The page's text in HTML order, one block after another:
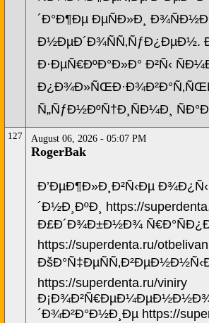
´Ð°Ð¶Ðµ ÐµÑÐ»Ð¸
Ð½ÐµÐ´Ð¾ÑÑ‚ÑƒÐ¿ÐµÐ½.
Ð·ÐµÑ€ÐºÐ°Ð»Ð° Ð²Ñ‹
Ñ„ÑƒÐ½ÐºÑ†Ð¸ÑÐ¼Ð¸
127 August 06, 2026 - 05:07 PM
RogerBak
Ð’ÐµÐ¶Ð»Ð¸Ð²Ñ‹Ðµ
´Ð½Ð¸ÐºÐ¸ https://
Ð£Ð´Ð¾Ð±Ð½Ð¾
https://superdenta.ru/
https://superdenta.ru/viniry
´Ð¾Ð²Ð°Ð½Ð¸Ðµ https://